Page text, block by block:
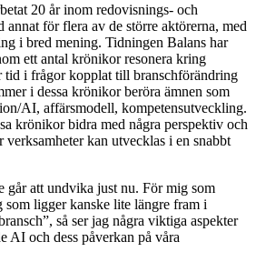
20 år inom redovisnings- och
annat för flera av de större aktörerna, med
i bred mening. Tidningen Balans har
ett antal krönikor resonera kring
tid i frågor kopplat till branschförändring
i dessa krönikor beröra ämnen som
AI, affärsmodell, kompetensutveckling.
krönikor bidra med några perspektiv och
kan utvecklas i en snabbt
går att undvika just nu. För mig som
som ligger kanske lite längre fram i
så ser jag några viktiga aspekter
AI och dess påverkan på våra